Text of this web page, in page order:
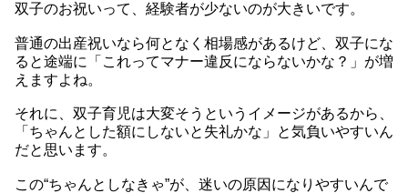
双子のお祝いって、経験者が少ないのが大きいです。
普通の出産祝いなら何となく相場感があるけど、双子にな
ると途端に「これってマナー違反にならないかな？」が増
えますよね。
それに、双子育児は大変そうというイメージがあるから、
「ちゃんとした額にしないと失礼かな」と気負いやすいん
だと思います。
この“ちゃんとしなきゃ”が、迷いの原因になりやすいんで